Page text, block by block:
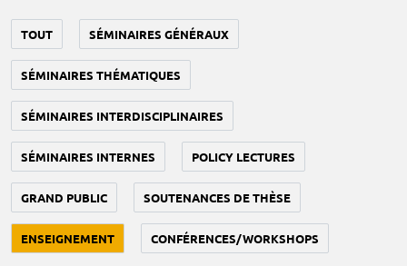
TOUT SÉMINAIRES GÉNÉRAUX
SÉMINAIRES THÉMATIQUES
SÉMINAIRES INTERDISCIPLINAIRES
SÉMINAIRES INTERNES POLICY LECTURES
GRAND PUBLIC SOUTENANCES DE THÈSE
ENSEIGNEMENT CONFÉRENCES/WORKSHOPS